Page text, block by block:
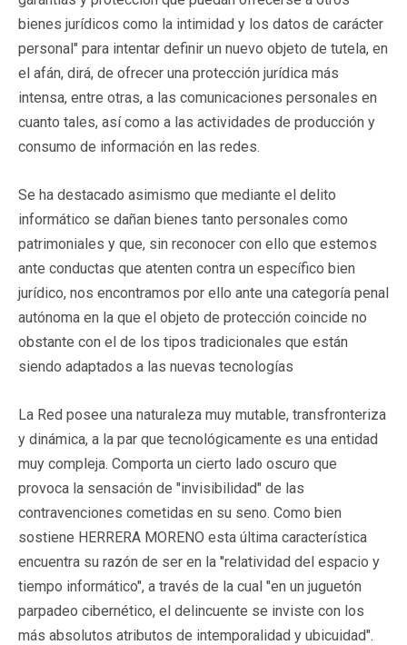
bienes jurídicos como la intimidad y los datos de carácter
personal" para intentar definir un nuevo objeto de tutela, en
el afán, dirá, de ofrecer una protección jurídica más
intensa, entre otras, a las comunicaciones personales en
cuanto tales, así como a las actividades de producción y
consumo de información en las redes.
Se ha destacado asimismo que mediante el delito
informático se dañan bienes tanto personales como
patrimoniales y que, sin reconocer con ello que estemos
ante conductas que atenten contra un específico bien
jurídico, nos encontramos por ello ante una categoría penal
autónoma en la que el objeto de protección coincide no
obstante con el de los tipos tradicionales que están
siendo adaptados a las nuevas tecnologías
La Red posee una naturaleza muy mutable, transfronteriza
y dinámica, a la par que tecnológicamente es una entidad
muy compleja. Comporta un cierto lado oscuro que
provoca la sensación de "invisibilidad" de las
contravenciones cometidas en su seno. Como bien
sostiene HERRERA MORENO esta última característica
encuentra su razón de ser en la "relatividad del espacio y
tiempo informático", a través de la cual "en un juguetón
parpadeo cibernético, el delincuente se inviste con los
más absolutos atributos de intemporalidad y ubicuidad".